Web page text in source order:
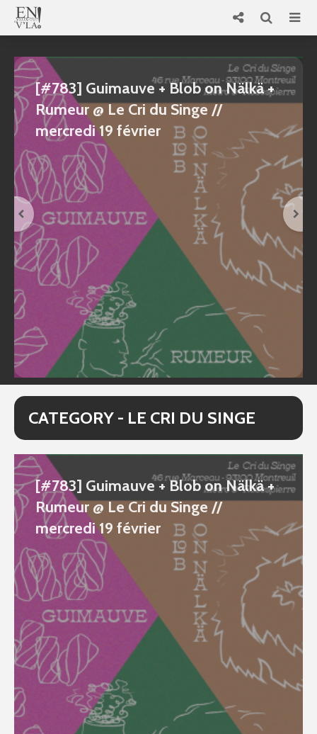
[#783] Guimauve + Blob on Nälkä +
Rumeur @ Le Cri du Singe //
mercredi 19 février
CATEGORY - LE CRI DU SINGE
[#783] Guimauve + Blob on Nälkä +
Rumeur @ Le Cri du Singe //
mercredi 19 février